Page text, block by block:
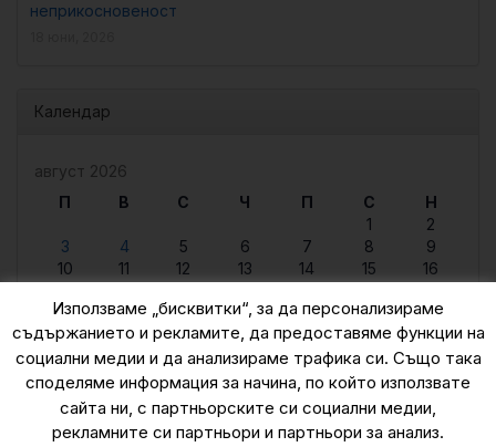
неприкосновеност
Календар
август 2026
П
В С Ч П С
Н
1
2
3
4 5 6 7 8
9
10
11 12 13 14 15
16
24
25 26 27 28 29
30
31
« юни
Използваме „бисквитки“, за да персонализираме
съдържанието и рекламите, да предоставяме функции на
социални медии и да анализираме трафика си. Също така
споделяме информация за начина, по който използвате
сайта ни, с партньорските си социални медии,
рекламните си партньори и партньори за анализ.